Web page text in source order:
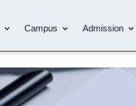
Campus Admission